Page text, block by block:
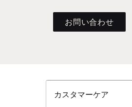
お問い合わせ
カスタマーケア